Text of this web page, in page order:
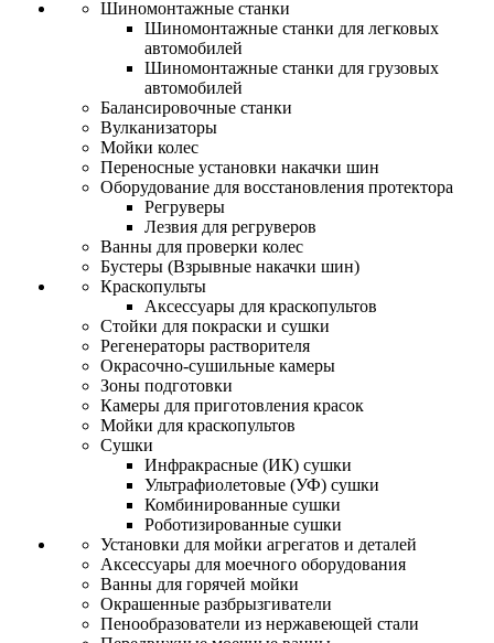
Шиномонтажные станки
Шиномонтажные станки для легковых
автомобилей
Шиномонтажные станки для грузовых
автомобилей
Балансировочные станки
Вулканизаторы
Мойки колес
Переносные установки накачки шин
Оборудование для восстановления протектора
Регруверы
Лезвия для регруверов
Ванны для проверки колес
Бустеры (Взрывные накачки шин)
Краскопульты
Аксессуары для краскопультов
Стойки для покраски и сушки
Регенераторы растворителя
Окрасочно-сушильные камеры
Зоны подготовки
Камеры для приготовления красок
Мойки для краскопультов
Сушки
Инфракрасные (ИК) сушки
Ультрафиолетовые (УФ) сушки
Комбинированные сушки
Роботизированные сушки
Установки для мойки агрегатов и деталей
Аксессуары для моечного оборудования
Ванны для горячей мойки
Окрашенные разбрызгиватели
Пенообразователи из нержавеющей стали